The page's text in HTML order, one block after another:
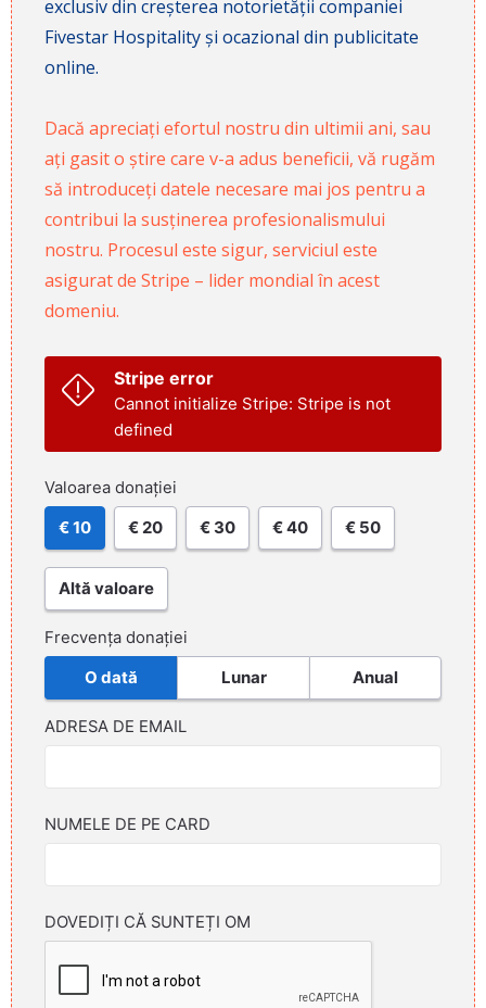
exclusiv din creșterea notorietății companiei
Fivestar Hospitality și ocazional din publicitate
online.
Dacă apreciați efortul nostru din ultimii ani, sau
ați gasit o știre care v-a adus beneficii, vă rugăm
să introduceți datele necesare mai jos pentru a
contribui la susținerea profesionalismului
nostru. Procesul este sigur, serviciul este
asigurat de Stripe – lider mondial în acest
domeniu.
Stripe error
Cannot initialize Stripe: Stripe is not
defined
Valoarea donației
€ 10 € 20 € 30 € 40 € 50
Altă valoare
Frecvența donației
O dată Lunar Anual
ADRESA DE EMAIL
NUMELE DE PE CARD
DOVEDIȚI CĂ SUNTEȚI OM